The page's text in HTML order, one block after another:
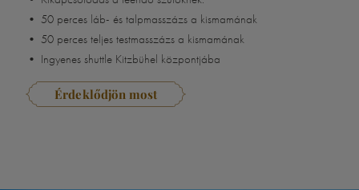
• 50 perces láb- és talpmasszázs a kismamának
• 50 perces teljes testmasszázs a kismamának
• Ingyenes shuttle Kitzbühel központjába
Érdeklődjön most